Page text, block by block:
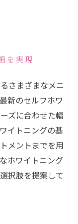
を実現
さまざまなメニ
新のセルフホワ
ズに合わせた幅
イトニングの基
メントまでを用
ホワイトニング
択肢を提案して